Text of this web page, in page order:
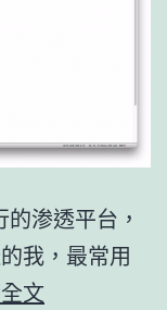
渗透平台，
我，最常用
文